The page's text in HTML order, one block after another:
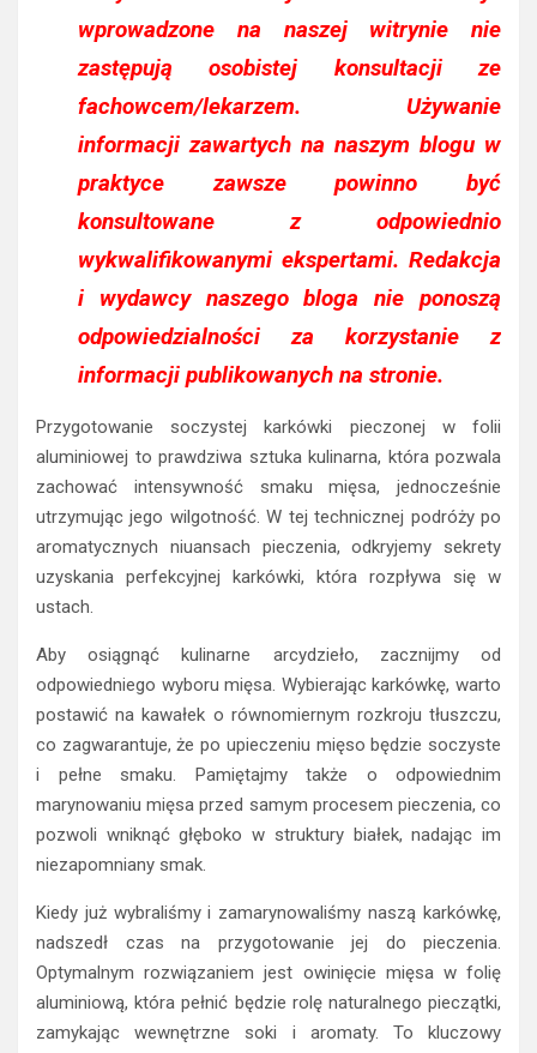
wprowadzone na naszej witrynie nie
zastępują osobistej konsultacji ze
fachowcem/lekarzem. Używanie
informacji zawartych na naszym blogu w
praktyce zawsze powinno być
konsultowane z odpowiednio
wykwalifikowanymi ekspertami. Redakcja
i wydawcy naszego bloga nie ponoszą
odpowiedzialności za korzystanie z
informacji publikowanych na stronie.
Przygotowanie soczystej karkówki pieczonej w folii
aluminiowej to prawdziwa sztuka kulinarna, która pozwala
zachować intensywność smaku mięsa, jednocześnie
utrzymując jego wilgotność. W tej technicznej podróży po
aromatycznych niuansach pieczenia, odkryjemy sekrety
uzyskania perfekcyjnej karkówki, która rozpływa się w
ustach.
Aby osiągnąć kulinarne arcydzieło, zacznijmy od
odpowiedniego wyboru mięsa. Wybierając karkówkę, warto
postawić na kawałek o równomiernym rozkroju tłuszczu,
co zagwarantuje, że po upieczeniu mięso będzie soczyste
i pełne smaku. Pamiętajmy także o odpowiednim
marynowaniu mięsa przed samym procesem pieczenia, co
pozwoli wniknąć głęboko w struktury białek, nadając im
niezapomniany smak.
Kiedy już wybraliśmy i zamarynowaliśmy naszą karkówkę,
nadszedł czas na przygotowanie jej do pieczenia.
Optymalnym rozwiązaniem jest owinięcie mięsa w folię
aluminiową, która pełnić będzie rolę naturalnego pieczątki,
zamykając wewnętrzne soki i aromaty. To kluczowy